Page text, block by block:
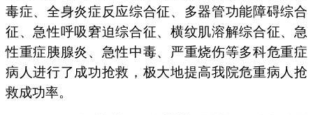
毒症、全身炎症反应综合征、多器管功能障碍综合
征、急性呼吸窘迫综合征、横纹肌溶解综合征、急
性重症胰腺炎、急性中毒、严重烧伤等多科危重症
病人进行了成功抢救，极大地提高我院危重病人抢
救成功率。